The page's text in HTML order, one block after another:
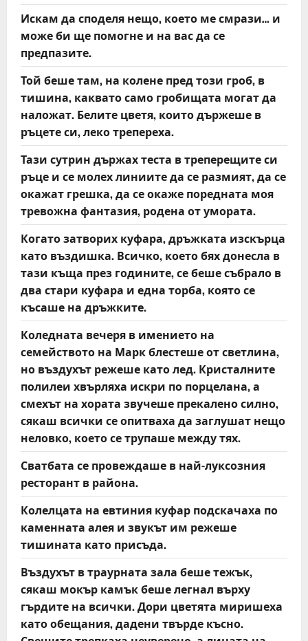
Искам да споделя нещо, което ме смрази… и
може би ще помогне и на вас да се
предпазите.
Той беше там, на колене пред този гроб, в
тишина, каквато само гробищата могат да
наложат. Белите цветя, които държеше в
ръцете си, леко трепереха.
Тази сутрин държах теста в треперещите си
ръце и се молех линиите да се размият, да се
окажат грешка, да се окаже поредната моя
тревожна фантазия, родена от умората.
Когато затворих куфара, дръжката изскърца
като въздишка. Всичко, което бях донесла в
тази къща през годините, се беше събрало в
два стари куфара и една торба, която се
късаше на дръжките.
Коледната вечеря в имението на
семейството на Марк блестеше от светлина,
но въздухът режеше като лед. Кристалните
полилеи хвърляха искри по порцелана, а
смехът на хората звучеше прекалено силно,
сякаш всички се опитваха да заглушат нещо
неловко, което се трупаше между тях.
Сватбата се провеждаше в най-луксозния
ресторант в района.
Колелцата на евтиния куфар подскачаха по
каменната алея и звукът им режеше
тишината като присъда.
Въздухът в траурната зала беше тежък,
сякаш мокър камък беше легнал върху
гърдите на всички. Дори цветята миришеха
като обещания, дадени твърде късно.